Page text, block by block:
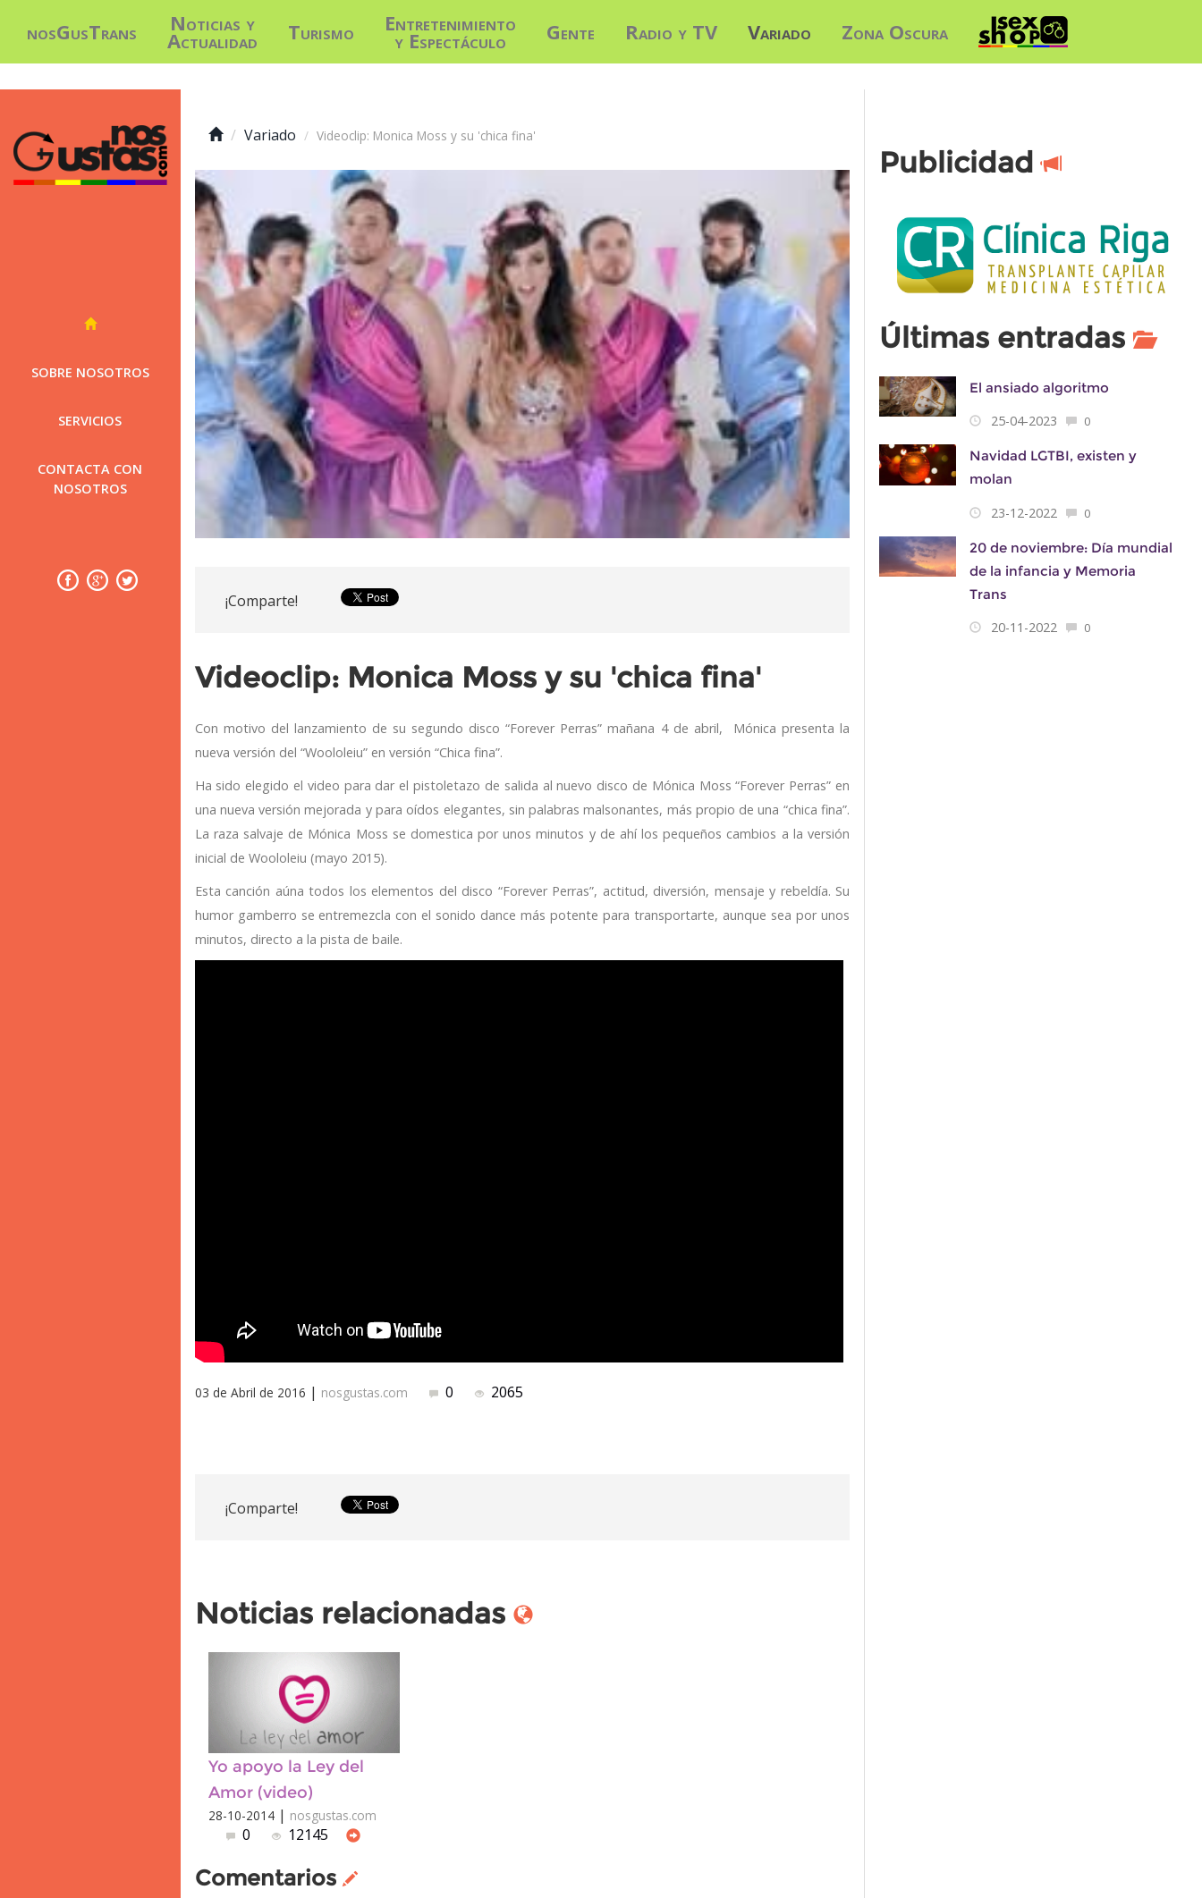
nosGusTrans Noticias y
Actualidad Turismo Entretenimiento
y Espectáculo Gente Radio y TV Variado Zona Oscura
SOBRE NOSOTROS
SERVICIOS
CONTACTA CON
NOSOTROS
Variado Videoclip: Monica Moss y su 'chica fina'
¡Comparte!
Videoclip: Monica Moss y su 'chica fina'
Con motivo del lanzamiento de su segundo disco “Forever Perras” mañana 4 de abril, Mónica presenta la
nueva versión del “Woololeiu” en versión “Chica fina”.
Ha sido elegido el video para dar el pistoletazo de salida al nuevo disco de Mónica Moss “Forever Perras” en
una nueva versión mejorada y para oídos elegantes, sin palabras malsonantes, más propio de una “chica fina”.
La raza salvaje de Mónica Moss se domestica por unos minutos y de ahí los pequeños cambios a la versión
inicial de Woololeiu (mayo 2015).
Esta canción aúna todos los elementos del disco “Forever Perras”, actitud, diversión, mensaje y rebeldía. Su
humor gamberro se entremezcla con el sonido dance más potente para transportarte, aunque sea por unos
minutos, directo a la pista de baile.
03 de Abril de 2016 | nosgustas.com 0 2065
¡Comparte!
Noticias relacionadas
Yo apoyo la Ley del
Amor (video)
28-10-2014 | nosgustas.com
0 12145
Comentarios
Publicidad
Últimas entradas
El ansiado algoritmo
25-04-2023
0
Navidad LGTBI, existen y
molan
23-12-2022
0
20 de noviembre: Día mundial
de la infancia y Memoria
Trans
20-11-2022
0